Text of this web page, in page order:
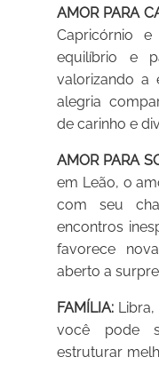
AMOR PARA
Capricórnio
equilíbrio e
valorizando a
alegria
de carinho e
AMOR PARA
em Leão, o
com seu
encontros
favorece
aberto a
FAMÍLIA:
você pode
estruturar